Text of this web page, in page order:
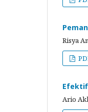
Risya
Ario